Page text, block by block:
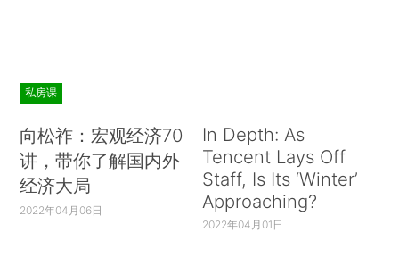
私房课
向松祚：宏观经济70
讲，带你了解国内外
经济大局
2022年04月06日
In Depth: As
Tencent Lays Off
Staff, Is Its ‘Winter’
Approaching?
2022年04月01日